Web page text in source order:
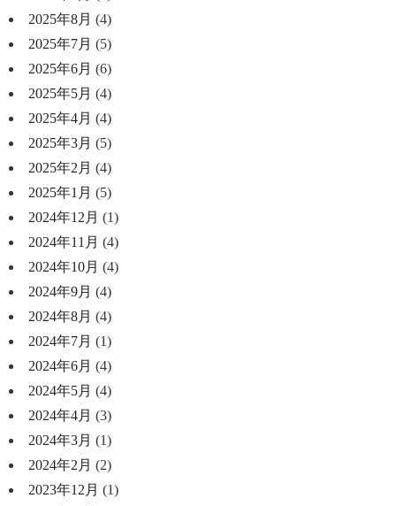
2025年8月 (4)
2025年7月 (5)
2025年6月 (6)
2025年5月 (4)
2025年4月 (4)
2025年3月 (5)
2025年2月 (4)
2025年1月 (5)
2024年12月 (1)
2024年11月 (4)
2024年10月 (4)
2024年9月 (4)
2024年8月 (4)
2024年7月 (1)
2024年6月 (4)
2024年5月 (4)
2024年4月 (3)
2024年3月 (1)
2024年2月 (2)
2023年12月 (1)